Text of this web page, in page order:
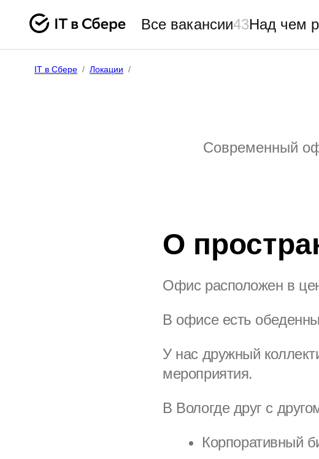
Все вакансии43Над чем
IT в Сбере / Локации /
Современный
О
Офис расположен в
В офисе есть
У нас дружный
мероприятия.
В Вологде друг с
Корпоративный